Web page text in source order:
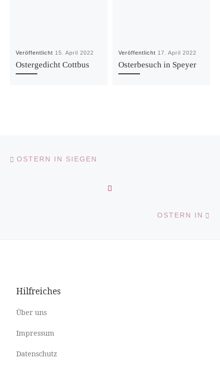
Veröffentlicht 15. April 2022
Ostergedicht Cottbus
Veröffentlicht 17. April 2022
Osterbesuch in Speyer
Beitragsnavigation
OSTERN IN SIEGEN
OSTERN IN
Hilfreiches
Über uns
Impressum
Datenschutz